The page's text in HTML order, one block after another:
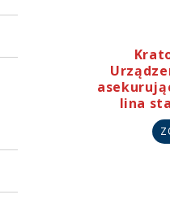
lina